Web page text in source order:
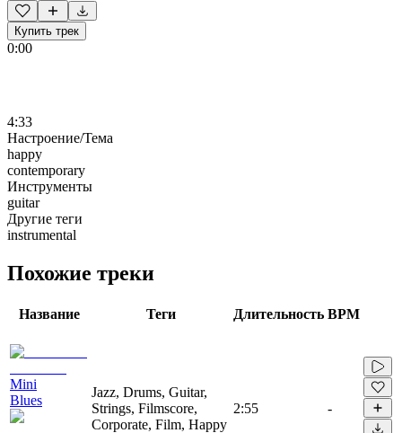
Купить трек
0:00
4:33
Настроение/Тема
happy
contemporary
Инструменты
guitar
Другие теги
instrumental
Похожие треки
Название Теги Длительность BPM
Mini
Blues
Jazz, Drums, Guitar,
Strings, Filmscore,
Corporate, Film, Happy
2:55 -